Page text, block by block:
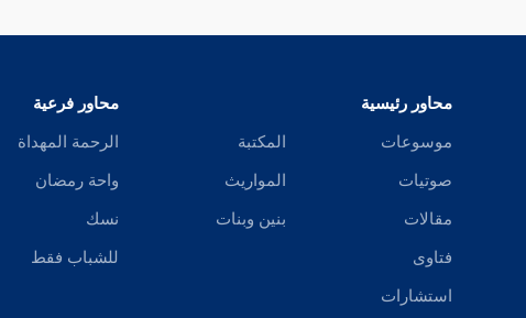
محاور رئيسية
موسوعات
صوتيات
مقالات
فتاوى
استشارات
المكتبة
المواريث
بنين وبنات
محاور فرعية
الرحمة المهداة
واحة رمضان
نسك
للشباب فقط